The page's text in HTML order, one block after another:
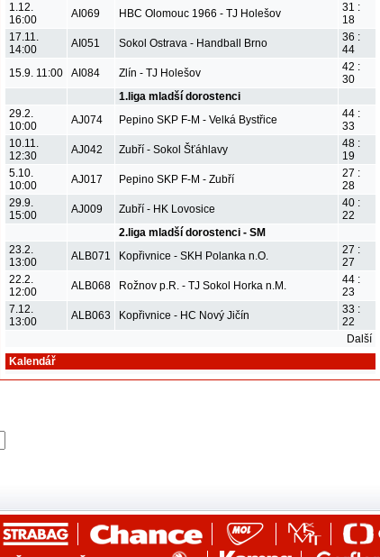
1.12.
16:00
AI069 HBC Olomouc 1966 - TJ Holešov
31 :
18
17.11.
14:00
AI051 Sokol Ostrava - Handball Brno
36 :
44
15.9. 11:00
AI084 Zlín - TJ Holešov
42 :
30
1.liga mladší dorostenci
29.2.
10:00
AJ074 Pepino SKP F-M - Velká Bystřice
44 :
33
10.11.
12:30
AJ042 Zubří - Sokol Šťáhlavy
48 :
19
5.10.
10:00
AJ017 Pepino SKP F-M - Zubří
27 :
28
29.9.
15:00
AJ009 Zubří - HK Lovosice
40 :
22
2.liga mladší dorostenci - SM
23.2.
13:00
ALB071 Kopřivnice - SKH Polanka n.O.
27 :
27
22.2.
12:00
ALB068 Rožnov p.R. - TJ Sokol Horka n.M.
44 :
23
7.12.
13:00
ALB063 Kopřivnice - HC Nový Jičín
33 :
22
Další
Kalendář